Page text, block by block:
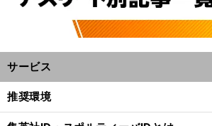
サービス
推奨環境